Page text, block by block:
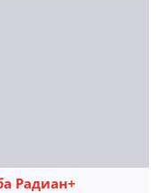
Радиан+